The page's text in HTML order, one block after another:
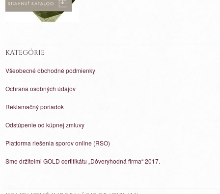
KATEGÓRIE
Všeobecné obchodné podmienky
Ochrana osobných údajov
Reklamačný poriadok
Odstúpenie od kúpnej zmluvy
Platforma riešenia sporov online (RSO)
Sme držitelmi GOLD certifikátu „Dôveryhodná firma“ 2017.